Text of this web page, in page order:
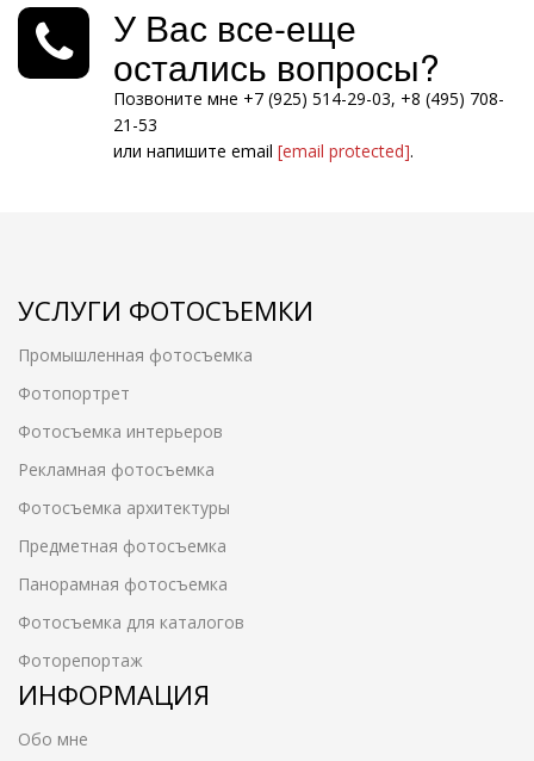
У Вас все-еще
остались вопросы?
Позвоните мне +7 (925) 514-29-03, +8 (495) 708-
21-53
или напишите email [email protected].
УСЛУГИ ФОТОСЪЕМКИ
Промышленная фотосъемка
Фотопортрет
Фотосъемка интерьеров
Рекламная фотосъемка
Фотосъемка архитектуры
Предметная фотосъемка
Панорамная фотосъемка
Фотосъемка для каталогов
Фоторепортаж
ИНФОРМАЦИЯ
Обо мне